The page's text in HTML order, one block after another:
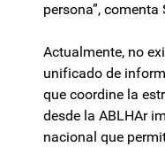
persona”, comenta
Actualmente, no
unificado de
que coordine la
desde la ABLHAr
nacional que